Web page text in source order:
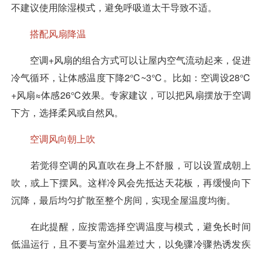
不建议使用除湿模式，避免呼吸道太干导致不适。
搭配风扇降温
空调+风扇的组合方式可以让屋内空气流动起来，促进
冷气循环，让体感温度下降2℃~3℃。比如：空调设28℃
+风扇≈体感26℃效果。专家建议，可以把风扇摆放于空调
下方，选择柔风或自然风。
空调风向朝上吹
若觉得空调的风直吹在身上不舒服，可以设置成朝上
吹，或上下摆风。这样冷风会先抵达天花板，再缓慢向下
沉降，最后均匀扩散至整个房间，实现全屋温度均衡。
在此提醒，应按需选择空调温度与模式，避免长时间
低温运行，且不要与室外温差过大，以免骤冷骤热诱发疾